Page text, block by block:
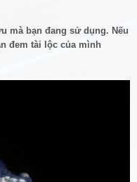
mà bạn đang sử dụng. Nếu
đem tài lộc của mình